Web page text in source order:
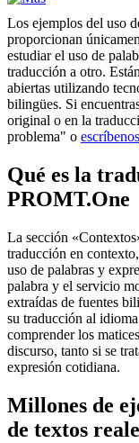
Los ejemplos del uso
proporcionan
estudiar el uso de
traducción a otro.
abiertas utilizando
bilingües. Si
original o en la
problema" o escríbenos
Qué es la
PROMT.One
La sección
traducción en
uso de palabras y
palabra y el servicio
extraídas de fuentes
su traducción al
comprender los
discurso, tanto si se
expresión cotidiana.
Millones de
de textos